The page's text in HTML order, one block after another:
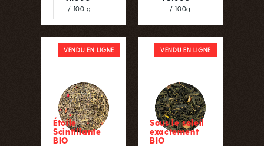
/ 100 g / 100g
VENDU EN LIGNE
Étoile
Scintillante
BIO
VENDU EN LIGNE
Sous le soleil
exactement
BIO